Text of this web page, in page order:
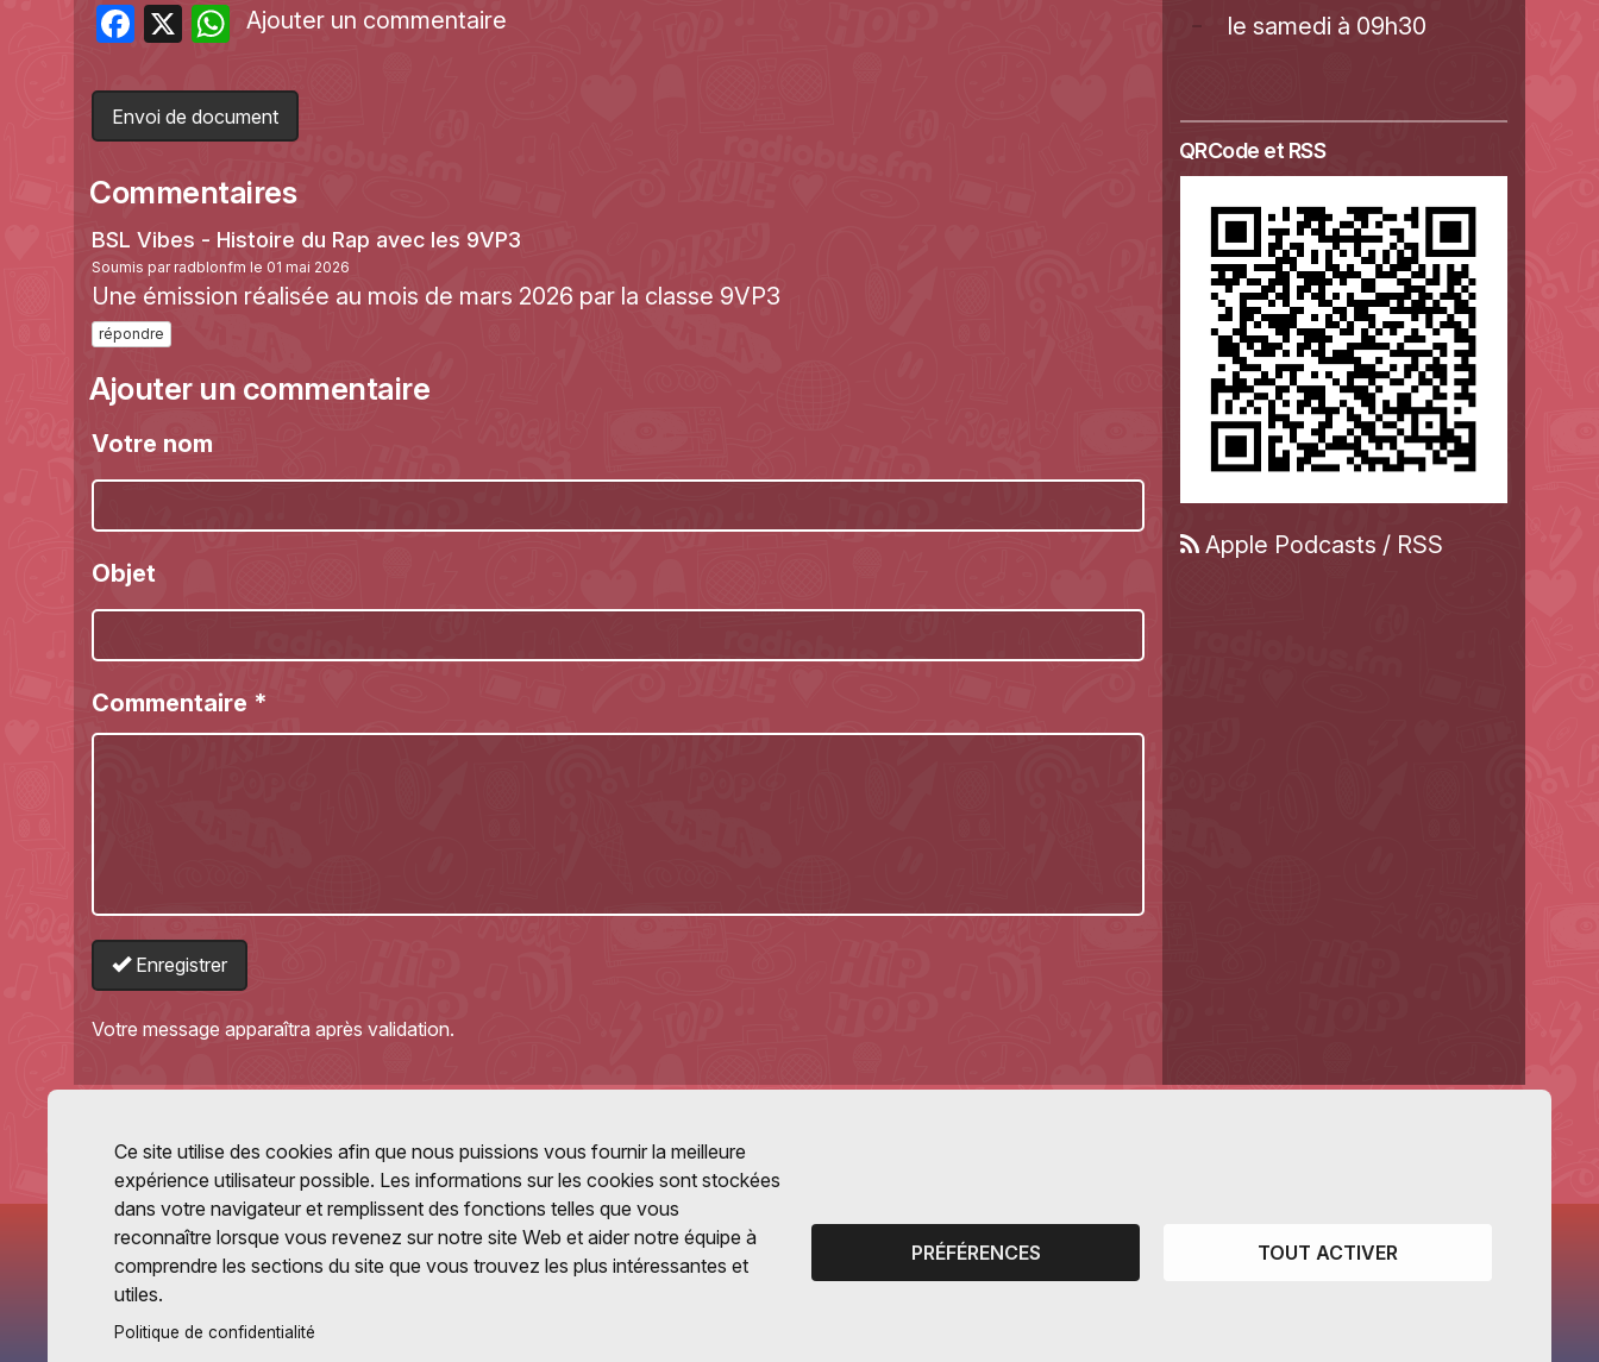
Facebook
X WhatsApp
Ajouter un commentaire
Envoi de document
Commentaires
BSL Vibes - Histoire du Rap avec les 9VP3
Soumis par radblonfm le 01 mai 2026
Une émission réalisée au mois de mars 2026 par la classe 9VP3
répondre
Ajouter un commentaire
Votre nom
Objet
Commentaire *
Enregistrer
Votre message apparaîtra après validation.
le samedi à 09h30
QRCode et RSS
Apple Podcasts / RSS
Ce site utilise des cookies afin que nous puissions vous fournir la meilleure
expérience utilisateur possible. Les informations sur les cookies sont stockées
dans votre navigateur et remplissent des fonctions telles que vous
reconnaître lorsque vous revenez sur notre site Web et aider notre équipe à
comprendre les sections du site que vous trouvez les plus intéressantes et
utiles.
Politique de confidentialité
PRÉFÉRENCES TOUT ACTIVER